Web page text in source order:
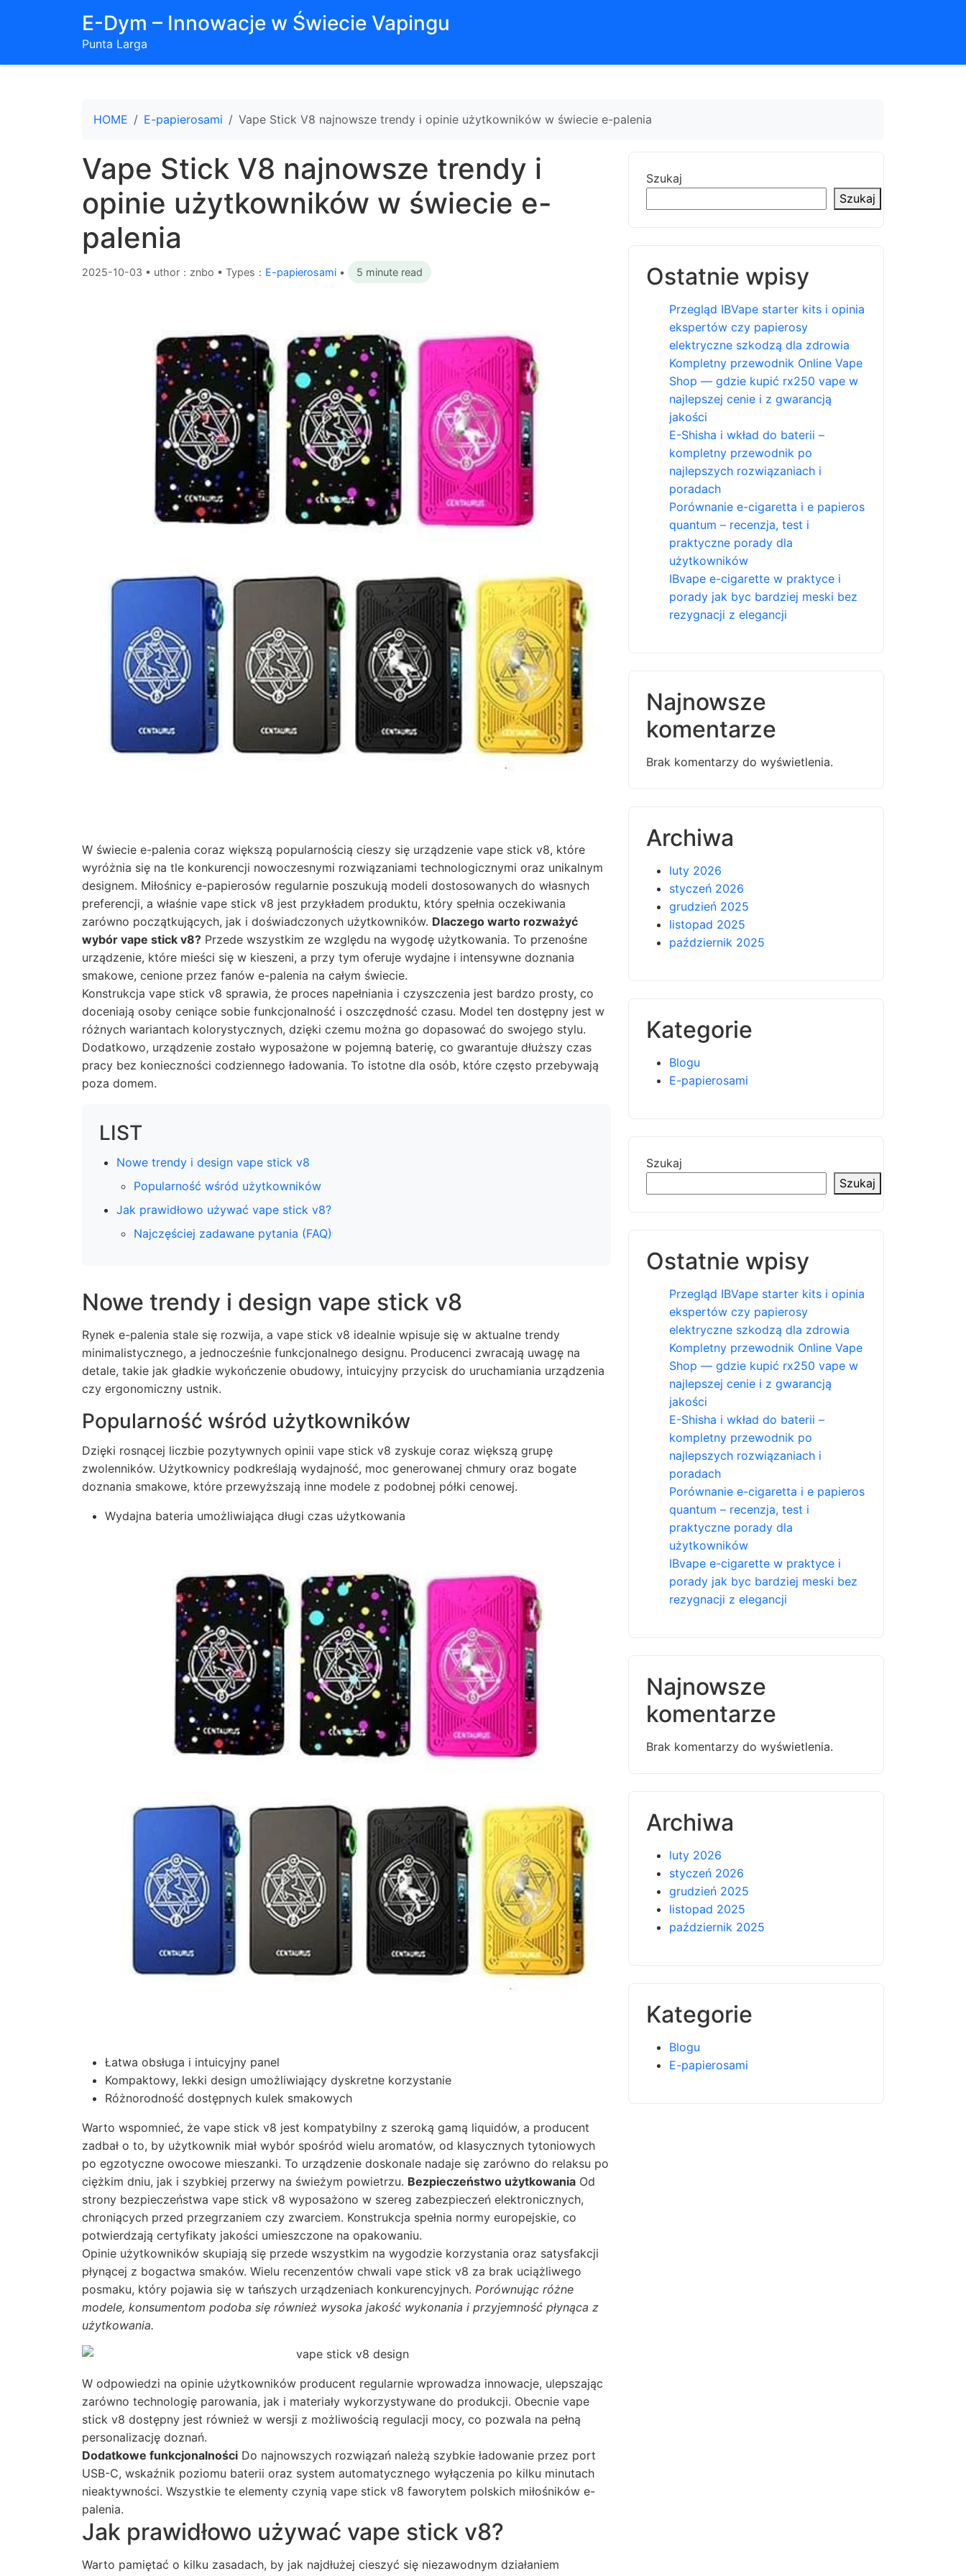
E-Dym – Innowacje w Świecie Vapingu
Punta Larga
HOME E-papierosami Vape Stick V8 najnowsze trendy i opinie użytkowników w świecie e-palenia
Vape Stick V8 najnowsze trendy i
opinie użytkowników w świecie e-
palenia
2025-10-03 • uthor：znbo • Types： E-papierosami • 5 minute read
W świecie e-palenia coraz większą popularnością cieszy się urządzenie vape stick v8, które
wyróżnia się na tle konkurencji nowoczesnymi rozwiązaniami technologicznymi oraz unikalnym
designem. Miłośnicy e-papierosów regularnie poszukują modeli dostosowanych do własnych
preferencji, a właśnie vape stick v8 jest przykładem produktu, który spełnia oczekiwania
zarówno początkujących, jak i doświadczonych użytkowników. Dlaczego warto rozważyć
wybór vape stick v8? Przede wszystkim ze względu na wygodę użytkowania. To przenośne
urządzenie, które mieści się w kieszeni, a przy tym oferuje wydajne i intensywne doznania
smakowe, cenione przez fanów e-palenia na całym świecie.
Konstrukcja vape stick v8 sprawia, że proces napełniania i czyszczenia jest bardzo prosty, co
doceniają osoby ceniące sobie funkcjonalność i oszczędność czasu. Model ten dostępny jest w
różnych wariantach kolorystycznych, dzięki czemu można go dopasować do swojego stylu.
Dodatkowo, urządzenie zostało wyposażone w pojemną baterię, co gwarantuje dłuższy czas
pracy bez konieczności codziennego ładowania. To istotne dla osób, które często przebywają
poza domem.
LIST
Nowe trendy i design vape stick v8
Popularność wśród użytkowników
Jak prawidłowo używać vape stick v8?
Najczęściej zadawane pytania (FAQ)
Nowe trendy i design vape stick v8
Rynek e-palenia stale się rozwija, a vape stick v8 idealnie wpisuje się w aktualne trendy
minimalistycznego, a jednocześnie funkcjonalnego designu. Producenci zwracają uwagę na
detale, takie jak gładkie wykończenie obudowy, intuicyjny przycisk do uruchamiania urządzenia
czy ergonomiczny ustnik.
Popularność wśród użytkowników
Dzięki rosnącej liczbie pozytywnych opinii vape stick v8 zyskuje coraz większą grupę
zwolenników. Użytkownicy podkreślają wydajność, moc generowanej chmury oraz bogate
doznania smakowe, które przewyższają inne modele z podobnej półki cenowej.
Wydajna bateria umożliwiająca długi czas użytkowania
Łatwa obsługa i intuicyjny panel
Kompaktowy, lekki design umożliwiający dyskretne korzystanie
Różnorodność dostępnych kulek smakowych
Warto wspomnieć, że vape stick v8 jest kompatybilny z szeroką gamą liquidów, a producent
zadbał o to, by użytkownik miał wybór spośród wielu aromatów, od klasycznych tytoniowych
po egzotyczne owocowe mieszanki. To urządzenie doskonale nadaje się zarówno do relaksu po
ciężkim dniu, jak i szybkiej przerwy na świeżym powietrzu. Bezpieczeństwo użytkowania Od
strony bezpieczeństwa vape stick v8 wyposażono w szereg zabezpieczeń elektronicznych,
chroniących przed przegrzaniem czy zwarciem. Konstrukcja spełnia normy europejskie, co
potwierdzają certyfikaty jakości umieszczone na opakowaniu.
Opinie użytkowników skupiają się przede wszystkim na wygodzie korzystania oraz satysfakcji
płynącej z bogactwa smaków. Wielu recenzentów chwali vape stick v8 za brak uciążliwego
posmaku, który pojawia się w tańszych urządzeniach konkurencyjnych. Porównując różne
modele, konsumentom podoba się również wysoka jakość wykonania i przyjemność płynąca z
użytkowania.
W odpowiedzi na opinie użytkowników producent regularnie wprowadza innowacje, ulepszając
zarówno technologię parowania, jak i materiały wykorzystywane do produkcji. Obecnie vape
stick v8 dostępny jest również w wersji z możliwością regulacji mocy, co pozwala na pełną
personalizację doznań.
Dodatkowe funkcjonalności Do najnowszych rozwiązań należą szybkie ładowanie przez port
USB-C, wskaźnik poziomu baterii oraz system automatycznego wyłączenia po kilku minutach
nieaktywności. Wszystkie te elementy czynią vape stick v8 faworytem polskich miłośników e-
palenia.
Jak prawidłowo używać vape stick v8?
Warto pamiętać o kilku zasadach, by jak najdłużej cieszyć się niezawodnym działaniem
Szukaj
Szukaj
Ostatnie wpisy
Przegląd IBVape starter kits i opinia
ekspertów czy papierosy
elektryczne szkodzą dla zdrowia
Kompletny przewodnik Online Vape
Shop — gdzie kupić rx250 vape w
najlepszej cenie i z gwarancją
jakości
E-Shisha i wkład do baterii –
kompletny przewodnik po
najlepszych rozwiązaniach i
poradach
Porównanie e-cigaretta i e papieros
quantum – recenzja, test i
praktyczne porady dla
użytkowników
IBvape e-cigarette w praktyce i
porady jak byc bardziej meski bez
rezygnacji z elegancji
Najnowsze
komentarze
Brak komentarzy do wyświetlenia.
Archiwa
luty 2026
styczeń 2026
grudzień 2025
listopad 2025
październik 2025
Kategorie
Blogu
E-papierosami
Szukaj
Szukaj
Ostatnie wpisy
Przegląd IBVape starter kits i opinia
ekspertów czy papierosy
elektryczne szkodzą dla zdrowia
Kompletny przewodnik Online Vape
Shop — gdzie kupić rx250 vape w
najlepszej cenie i z gwarancją
jakości
E-Shisha i wkład do baterii –
kompletny przewodnik po
najlepszych rozwiązaniach i
poradach
Porównanie e-cigaretta i e papieros
quantum – recenzja, test i
praktyczne porady dla
użytkowników
IBvape e-cigarette w praktyce i
porady jak byc bardziej meski bez
rezygnacji z elegancji
Najnowsze
komentarze
Brak komentarzy do wyświetlenia.
Archiwa
luty 2026
styczeń 2026
grudzień 2025
listopad 2025
październik 2025
Kategorie
Blogu
E-papierosami